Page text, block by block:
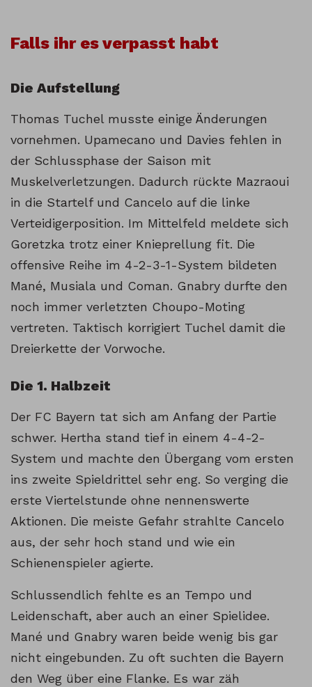
Falls ihr es verpasst habt
Die Aufstellung
Thomas Tuchel musste einige Änderungen
vornehmen. Upamecano und Davies fehlen in
der Schlussphase der Saison mit
Muskelverletzungen. Dadurch rückte Mazraoui
in die Startelf und Cancelo auf die linke
Verteidigerposition. Im Mittelfeld meldete sich
Goretzka trotz einer Knieprellung fit. Die
offensive Reihe im 4-2-3-1-System bildeten
Mané, Musiala und Coman. Gnabry durfte den
noch immer verletzten Choupo-Moting
vertreten. Taktisch korrigiert Tuchel damit die
Dreierkette der Vorwoche.
Die 1. Halbzeit
Der FC Bayern tat sich am Anfang der Partie
schwer. Hertha stand tief in einem 4-4-2-
System und machte den Übergang vom ersten
ins zweite Spieldrittel sehr eng. So verging die
erste Viertelstunde ohne nennenswerte
Aktionen. Die meiste Gefahr strahlte Cancelo
aus, der sehr hoch stand und wie ein
Schienenspieler agierte.
Schlussendlich fehlte es an Tempo und
Leidenschaft, aber auch an einer Spielidee.
Mané und Gnabry waren beide wenig bis gar
nicht eingebunden. Zu oft suchten die Bayern
den Weg über eine Flanke. Es war zäh